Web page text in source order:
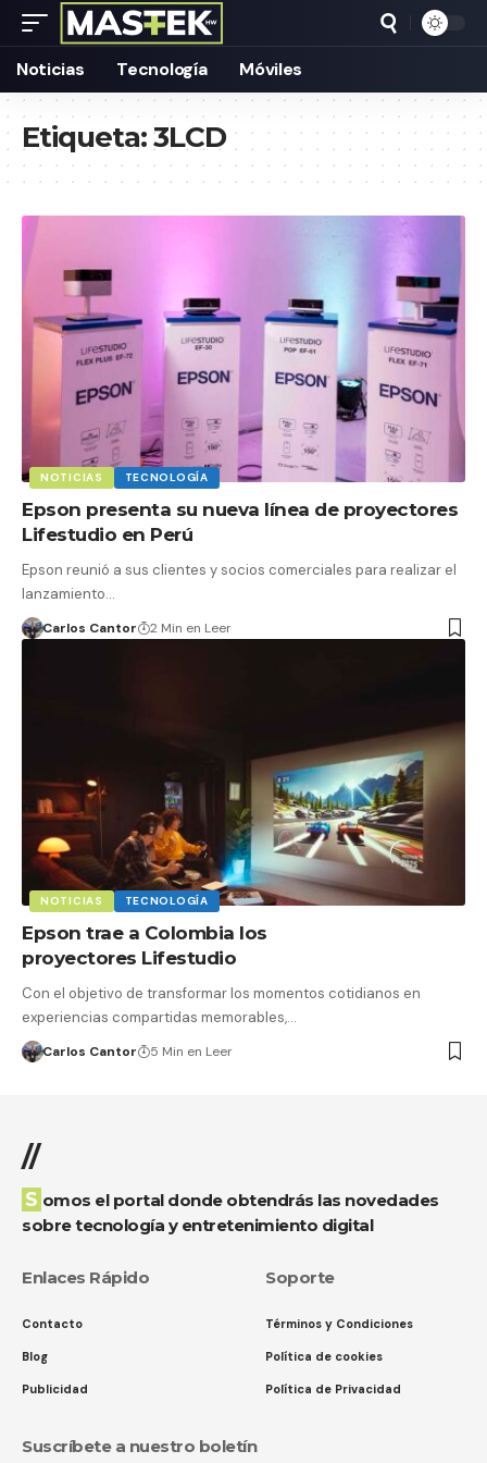
Noticias Tecnología Móviles
Etiqueta:3LCD
NOTICIAS TECNOLOGÍA
Epson presenta su nueva línea de proyectores
Lifestudio en Perú
Epson reunió a sus clientes y socios comerciales para realizar el
lanzamiento…
Carlos Cantor 2 Min en Leer
NOTICIAS TECNOLOGÍA
Epson trae a Colombia los
proyectores Lifestudio
Con el objetivo de transformar los momentos cotidianos en
experiencias compartidas memorables,…
Carlos Cantor 5 Min en Leer
//
Somos el portal donde obtendrás las novedades
sobre tecnología y entretenimiento digital
Enlaces Rápido
Contacto
Blog
Publicidad
Soporte
Términos y Condiciones
Política de cookies
Política de Privacidad
Suscríbete a nuestro boletín